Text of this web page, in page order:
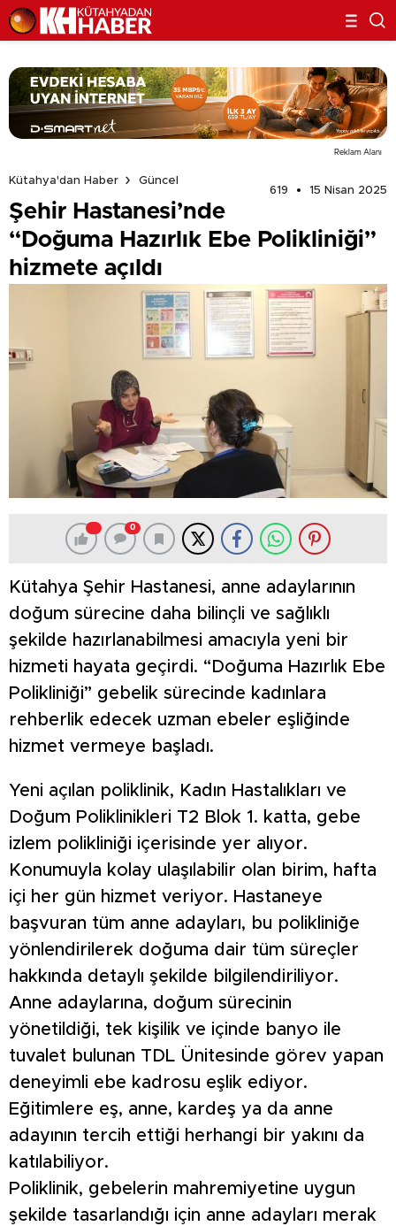
Reklam Alanı
Kütahya'dan Haber
Güncel
619
15 Nisan 2025
Şehir Hastanesi’nde
“Doğuma Hazırlık Ebe Polikliniği”
hizmete açıldı
0
Kütahya Şehir Hastanesi, anne adaylarının
doğum sürecine daha bilinçli ve sağlıklı
şekilde hazırlanabilmesi amacıyla yeni bir
hizmeti hayata geçirdi. “Doğuma Hazırlık Ebe
Polikliniği” gebelik sürecinde kadınlara
rehberlik edecek uzman ebeler eşliğinde
hizmet vermeye başladı.
Yeni açılan poliklinik, Kadın Hastalıkları ve
Doğum Poliklinikleri T2 Blok 1. katta, gebe
izlem polikliniği içerisinde yer alıyor.
Konumuyla kolay ulaşılabilir olan birim, hafta
içi her gün hizmet veriyor. Hastaneye
başvuran tüm anne adayları, bu polikliniğe
yönlendirilerek doğuma dair tüm süreçler
hakkında detaylı şekilde bilgilendiriliyor.
Anne adaylarına, doğum sürecinin
yönetildiği, tek kişilik ve içinde banyo ile
tuvalet bulunan TDL Ünitesinde görev yapan
deneyimli ebe kadrosu eşlik ediyor.
Eğitimlere eş, anne, kardeş ya da anne
adayının tercih ettiği herhangi bir yakını da
katılabiliyor.
Poliklinik, gebelerin mahremiyetine uygun
şekilde tasarlandığı için anne adayları merak